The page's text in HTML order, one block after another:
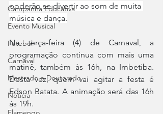
Campanha Educativa
Evento Musical
Futebol
Carnaval
Mestrado e Doutorado
Notícia
poderão se divertir ao som de muita
música e dança.
Na terça-feira (4) de Carnaval, a
programação continua com mais uma
matinê, também às 16h, na Imbetiba.
Desta vez, quem vai agitar a festa é
Edson Batata. A animação será das 16h
às 19h.